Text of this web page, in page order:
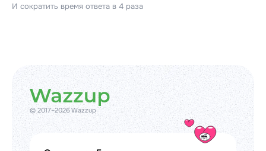
И сократить время ответа в 4 раза
© 2017–2026 Wazzup